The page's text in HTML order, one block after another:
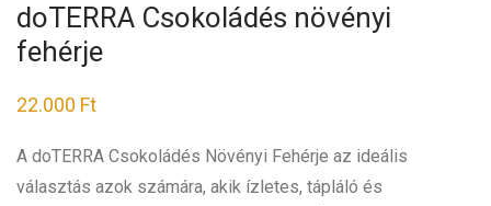
doTERRA Csokoládés növényi
fehérje
22.000 Ft
A doTERRA Csokoládés Növényi Fehérje az ideális
választás azok számára, akik ízletes, tápláló és